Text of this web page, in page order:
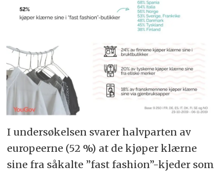
I undersøkelsen svarer halvparten av
europeerne (52 %) at de kjøper klærne
sine fra såkalte ”fast fashion”-kjeder som